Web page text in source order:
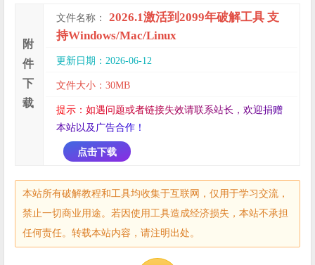
附
件
下
载
文件名称：
2026.1激活到2099年破解工具 支
持Windows/Mac/Linux
更新日期：2026-06-12
文件大小：30MB
提示 ：如遇问题或者链接失效请联系站长 ，欢迎捐赠
本站以及 广告合作 ！
点击下载
本站所有破解教程和工具均收集于互联网，仅用于学习交流，
禁止一切商业用途。若因使用工具造成经济损失，本站不承担
任何责任。转载本站内容，请注明出处。